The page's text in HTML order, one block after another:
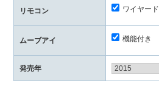
リモコン ワイヤード
ムーブアイ 機能付き
発売年